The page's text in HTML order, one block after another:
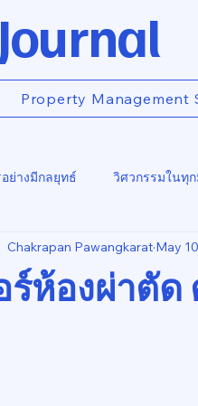
Property Management
ย่างมีกลยุทธ์ วิศวกรรมในทุ
ร์ห้องผ่าตัด
Chakrapan Pawangkarat May